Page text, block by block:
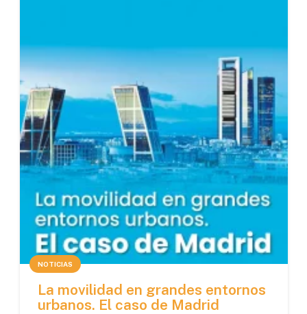
NOTICIAS
La movilidad en grandes entornos
urbanos. El caso de Madrid